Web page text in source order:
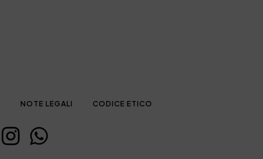
NOTE LEGALI CODICE ETICO